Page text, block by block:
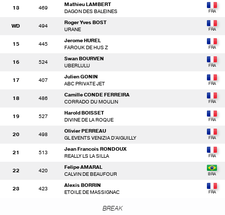
13 469
Mathieu LAMBERT
DAGON DES BALEINES
WD 494
Roger Yves BOST
URANE
15 445
Jerome HUREL
FAROUK DE HUS Z
16 524
Swan BOURVEN
UBERLULU
17 407
Julien GONIN
ABC PRIVATE JET
18 486
Camille CONDE FERREIRA
CORRADO DU MOULIN
19 527
Harold BOISSET
DIVINE DE LA ROQUE
20 498
Olivier PERREAU
GL EVENTS VENIZIA D'AIGUILLY
21 513
Jean Francois RONDOUX
REALLY LS LA SILLA
22 420
Felipe AMARAL
CALVIN DE BEAUFOUR
23 423
Alexis BORRIN
ETOILE DE MASSIGNAC
BREAK